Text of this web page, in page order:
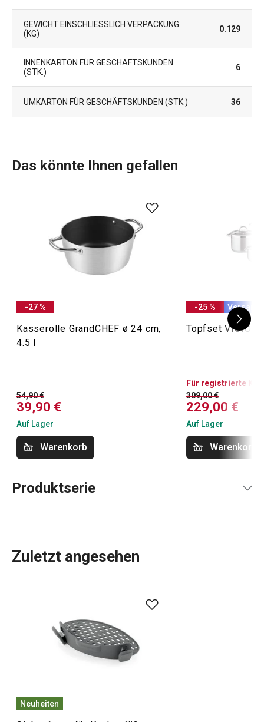
GEWICHT EINSCHLIESSLICH VERPACKUNG (
KG)
0.129
INNENKARTON FÜR GESCHÄFTSKUNDEN
(STK.)
6
UMKARTON FÜR GESCHÄFTSKUNDEN (STK.) 36
Das könnte Ihnen gefallen
-27 %
Kasserolle GrandCHEF ø 24 cm,
4.5 l
54,90 €
39,90 €
Auf Lager
Warenkorb
-25 %
Topfset
Für registrierte
309,00 €
229,00 €
Auf Lager
Warenkorb
Produktserie
von GrandCHEF ist sowohl für traditionelle als
auch für moderne Küchen geeignet. Die Küchengeräte von
GrandCHEF zeichnen sich durch ein einheitliches Design
und eine Ganzstahl- oder Ganzmetallkonstruktion mit
minimalem Einsatz von Kunststoffen aus. Zum
Pfannen,Töpfe
zuverlässige
Zuletzt angesehen
Neuheiten